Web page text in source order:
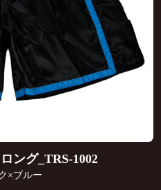
ング_TRS-1002
×ブルー